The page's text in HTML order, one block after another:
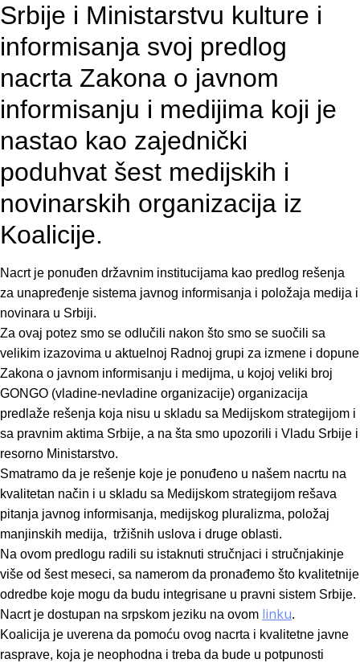
Srbije i Ministarstvu kulture i
informisanja svoj predlog
nacrta Zakona o javnom
informisanju i medijima koji je
nastao kao zajednički
poduhvat šest medijskih i
novinarskih organizacija iz
Koalicije.
Nacrt je ponuđen državnim institucijama kao predlog rešenja
za unapređenje sistema javnog informisanja i položaja medija i
novinara u Srbiji.
Za ovaj potez smo se odlučili nakon što smo se suočili sa
velikim izazovima u aktuelnoj Radnoj grupi za izmene i dopune
Zakona o javnom informisanju i medijma, u kojoj veliki broj
GONGO (vladine-nevladine organizacije) organizacija
predlaže rešenja koja nisu u skladu sa Medijskom strategijom i
sa pravnim aktima Srbije, a na šta smo upozorili i Vladu Srbije i
resorno Ministarstvo.
Smatramo da je rešenje koje je ponuđeno u našem nacrtu na
kvalitetan način i u skladu sa Medijskom strategijom rešava
pitanja javnog informisanja, medijskog pluralizma, položaj
manjinskih medija, tržišnih uslova i druge oblasti.
Na ovom predlogu radili su istaknuti stručnjaci i stručnjakinje
više od šest meseci, sa namerom da pronađemo što kvalitetnije
odredbe koje mogu da budu integrisane u pravni sistem Srbije.
Nacrt je dostupan na srpskom jeziku na ovom linku.
Koalicija je uverena da pomoću ovog nacrta i kvalitetne javne
rasprave, koja je neophodna i treba da bude u potpunosti